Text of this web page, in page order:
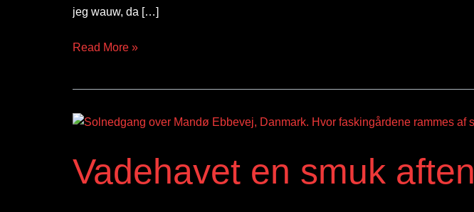
jeg wauw, da […]
Read More »
Vadehavet en smuk
Vadehavet
smuk
aften!